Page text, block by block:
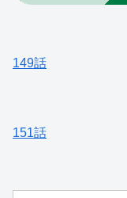
149話
151話